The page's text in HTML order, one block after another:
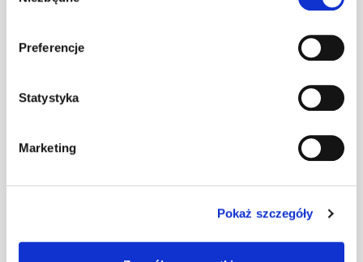
Preferencje
Statystyka
Marketing
Pokaż szczegóły
mm DB/DC